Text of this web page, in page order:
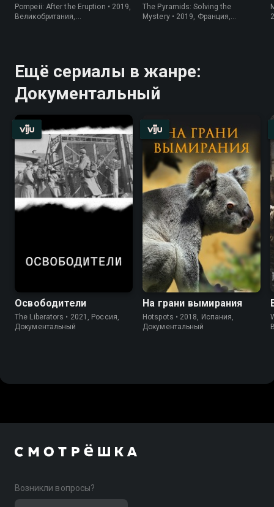
Pompeii: After the Eruption • 2019,
Великобритания,
The Pyramids: Solving the
Mystery • 2019, Франция,
Ещё сериалы в жанре:
Документальный
Освободители
The Liberators • 2021, Россия,
Документальный
На грани вымирания
Hotspots • 2018, Испания,
Документальный
Возникли вопросы?